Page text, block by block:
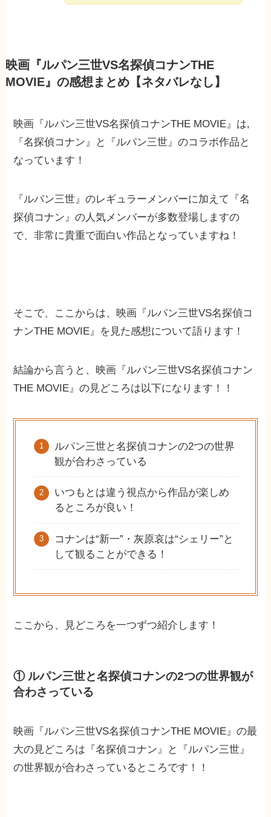
映画『ルパン三世VS名探偵コナンTHE
MOVIE』の感想まとめ【ネタバレなし】
映画『ルパン三世VS名探偵コナンTHE MOVIE』は,
『名探偵コナン』と『ルパン三世』のコラボ作品と
なっています！
『ルパン三世』のレギュラーメンバーに加えて『名
探偵コナン』の人気メンバーが多数登場しますの
で、非常に貴重で面白い作品となっていますね！
そこで、ここからは、映画『ルパン三世VS名探偵コ
ナンTHE MOVIE』を見た感想について語ります！
結論から言うと、映画『ルパン三世VS名探偵コナン
THE MOVIE』の見どころは以下になります！！
ルパン三世と名探偵コナンの2つの世界
観が合わさっている
いつもとは違う視点から作品が楽しめ
るところが良い！
コナンは“新一”・灰原哀は“シェリー”と
して観ることができる！
ここから、見どころを一つずつ紹介します！
① ルパン三世と名探偵コナンの2つの世界観が
合わさっている
映画『ルパン三世VS名探偵コナンTHE MOVIE』の最
大の見どころは『名探偵コナン』と『ルパン三世』
の世界観が合わさっているところです！！